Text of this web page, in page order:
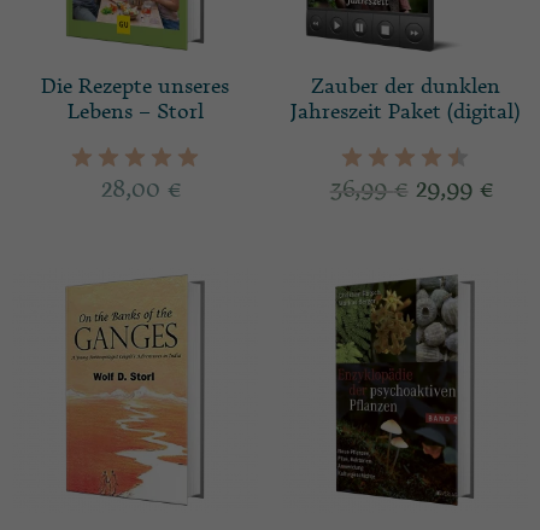
Die Rezepte unseres
Lebens – Storl
28,00 €
Zauber der dunklen
Jahreszeit Paket (digital)
36,99 € 29,99 €